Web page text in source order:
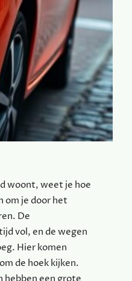
woont, weet je hoe
om je door het
De
vol, en de wegen
Hier komen
de hoek kijken.